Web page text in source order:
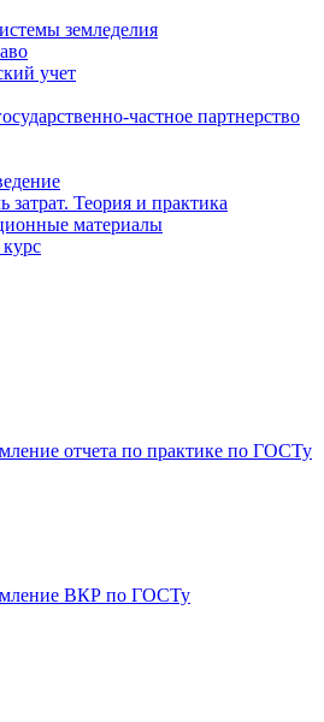
земледелия
учет
частное партнерство
Теория и практика
материалы
отчета по практике по ГОСТу
ВКР по ГОСТу